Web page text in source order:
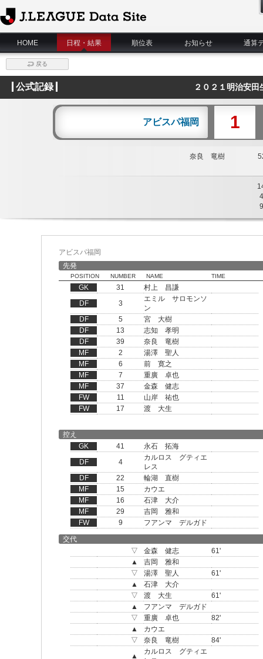
J.League Data Site
HOME
日程・結果 順位表 お知らせ 通算
戻る
公式記録 ２０２１明治安
アビスパ福岡 1
奈良 竜樹
4
9
アビスパ福岡
先発
POSITION NUMBER NAME TIME
GK 31
村上 昌謙
DF
3
エミル サロモンソ
ン
DF
5
宮 大樹
DF
13
志知 孝明
DF
39
奈良 竜樹
MF
2
湯澤 聖人
MF
6
前 寛之
MF
7
重廣 卓也
MF
37
金森 健志
FW
11
山岸 祐也
FW
17 渡 大生
控え
GK
41
永石 拓海
DF
4
カルロス グティエ
レス
DF
22
輪湖 直樹
MF
15
カウエ
MF
16
石津 大介
MF
29
吉岡 雅和
FW
9
フアンマ デルガド
交代
▽
金森 健志
61'
▲
吉岡 雅和
▽
湯澤 聖人
61'
▲
石津 大介
▽
渡 大生
61'
▲
フアンマ デルガド
▽
重廣 卓也
82'
▲
カウエ
▽
奈良 竜樹
84'
▲
カルロス グティエ